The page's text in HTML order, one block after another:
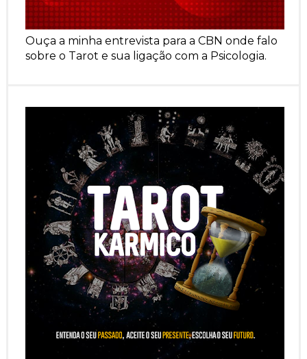
Ouça a minha entrevista para a CBN onde falo
sobre o Tarot e sua ligação com a Psicologia.